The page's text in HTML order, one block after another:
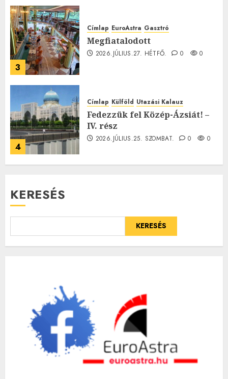
3
Címlap EuroAstra Gasztró
Megfiatalodott
2026.JÚLIUS.27. HÉTFŐ. 0 0
4
Címlap Külföld Utazási Kalauz
Fedezzük fel Közép-Ázsiát! –
IV. rész
2026.JÚLIUS.25. SZOMBAT. 0 0
KERESÉS
KERESÉS